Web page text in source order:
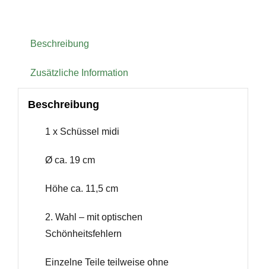
Beschreibung
Zusätzliche Information
Beschreibung
1 x Schüssel midi
Ø ca. 19 cm
Höhe ca. 11,5 cm
2. Wahl – mit optischen
Schönheitsfehlern
Einzelne Teile teilweise ohne